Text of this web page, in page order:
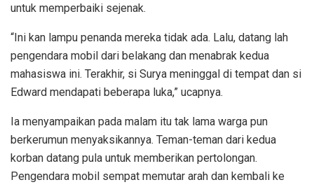
untuk memperbaiki sejenak.
“Ini kan lampu penanda mereka tidak ada. Lalu, datang lah
pengendara mobil dari belakang dan menabrak kedua
mahasiswa ini. Terakhir, si Surya meninggal di tempat dan si
Edward mendapati beberapa luka,” ucapnya.
Ia menyampaikan pada malam itu tak lama warga pun
berkerumun menyaksikannya. Teman-teman dari kedua
korban datang pula untuk memberikan pertolongan.
Pengendara mobil sempat memutar arah dan kembali ke